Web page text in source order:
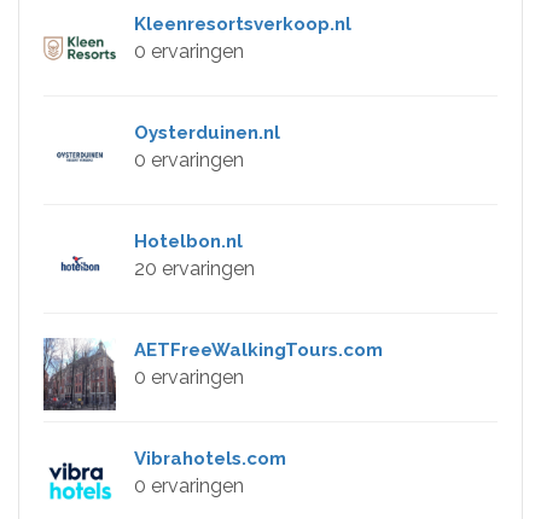
Kleenresortsverkoop.nl
0 ervaringen
Oysterduinen.nl
0 ervaringen
Hotelbon.nl
20 ervaringen
AETFreeWalkingTours.com
0 ervaringen
Vibrahotels.com
0 ervaringen